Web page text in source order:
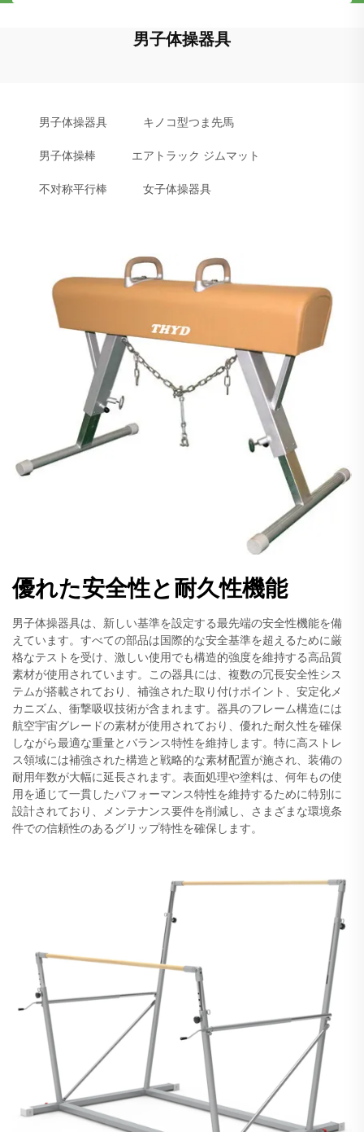
男子体操器具
男子体操器具 キノコ型つま先馬
男子体操棒 エアトラック ジムマット
不对称平行棒 女子体操器具
優れた安全性と耐久性機能
男子体操器具は、新しい基準を設定する最先端の安全性機能を備
えています。すべての部品は国際的な安全基準を超えるために厳
格なテストを受け、激しい使用でも構造的強度を維持する高品質
素材が使用されています。この器具には、複数の冗長安全性シス
テムが搭載されており、補強された取り付けポイント、安定化メ
カニズム、衝撃吸収技術が含まれます。器具のフレーム構造には
航空宇宙グレードの素材が使用されており、優れた耐久性を確保
しながら最適な重量とバランス特性を維持します。特に高ストレ
ス領域には補強された構造と戦略的な素材配置が施され、装備の
耐用年数が大幅に延長されます。表面処理や塗料は、何年もの使
用を通じて一貫したパフォーマンス特性を維持するために特別に
設計されており、メンテナンス要件を削減し、さまざまな環境条
件での信頼性のあるグリップ特性を確保します。